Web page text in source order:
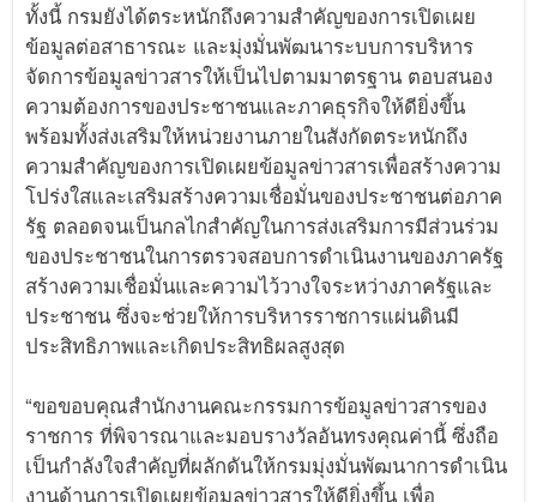
ทั้งนี้ กรมยังได้ตระหนักถึงความสำคัญของการเปิดเผย
ข้อมูลต่อสาธารณะ และมุ่งมั่นพัฒนาระบบการบริหาร
จัดการข้อมูลข่าวสารให้เป็นไปตามมาตรฐาน ตอบสนอง
ความต้องการของประชาชนและภาคธุรกิจให้ดียิ่งขึ้น
พร้อมทั้งส่งเสริมให้หน่วยงานภายในสังกัดตระหนักถึง
ความสำคัญของการเปิดเผยข้อมูลข่าวสารเพื่อสร้างความ
โปร่งใสและเสริมสร้างความเชื่อมั่นของประชาชนต่อภาค
รัฐ ตลอดจนเป็นกลไกสำคัญในการส่งเสริมการมีส่วนร่วม
ของประชาชนในการตรวจสอบการดำเนินงานของภาครัฐ
สร้างความเชื่อมั่นและความไว้วางใจระหว่างภาครัฐและ
ประชาชน ซึ่งจะช่วยให้การบริหารราชการแผ่นดินมี
ประสิทธิภาพและเกิดประสิทธิผลสูงสุด
“ขอขอบคุณสำนักงานคณะกรรมการข้อมูลข่าวสารของ
ราชการ ที่พิจารณาและมอบรางวัลอันทรงคุณค่านี้ ซึ่งถือ
เป็นกำลังใจสำคัญที่ผลักดันให้กรมมุ่งมั่นพัฒนาการดำเนิน
งานด้านการเปิดเผยข้อมูลข่าวสารให้ดียิ่งขึ้น เพื่อ